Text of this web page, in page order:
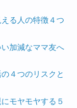
る人の特徴４つ
加減なママ友へ
４つのリスクと
モヤモヤする５